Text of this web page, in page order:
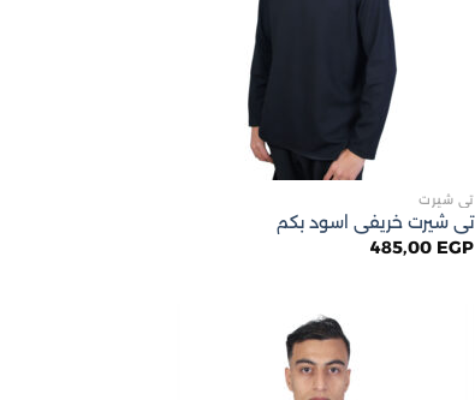
تى شيرت
تى شيرت خريفى اسود بكم
485,00 EGP